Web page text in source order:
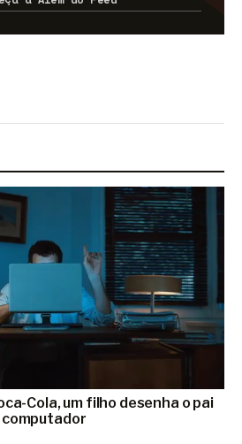
Cola, um filho desenha o pai
computador